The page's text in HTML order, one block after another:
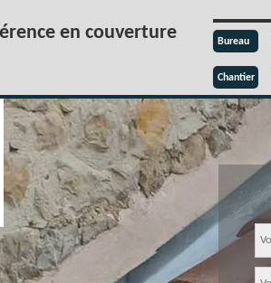
en couverture Bureau
Chantier